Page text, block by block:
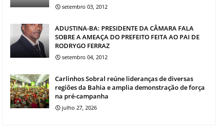
setembro 03, 2012
ADUSTINA-BA: PRESIDENTE DA CÂMARA FALA
SOBRE A AMEAÇA DO PREFEITO FEITA AO PAI DE
RODRYGO FERRAZ
setembro 04, 2012
Carlinhos Sobral reúne lideranças de diversas
regiões da Bahia e amplia demonstração de força
na pré-campanha
julho 27, 2026